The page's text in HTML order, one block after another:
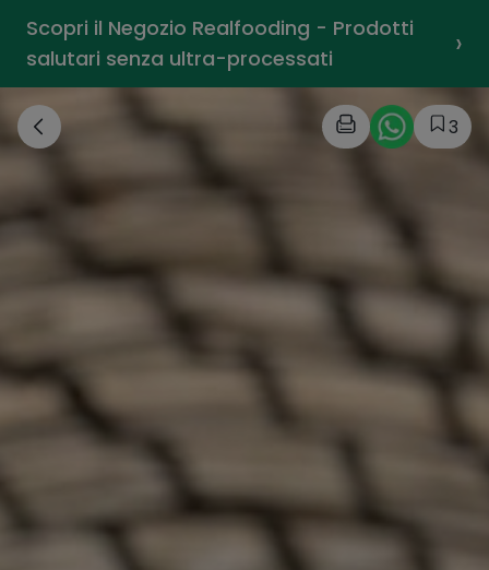
Scopri il Negozio Realfooding - Prodotti
salutari senza ultra-processati
›
3